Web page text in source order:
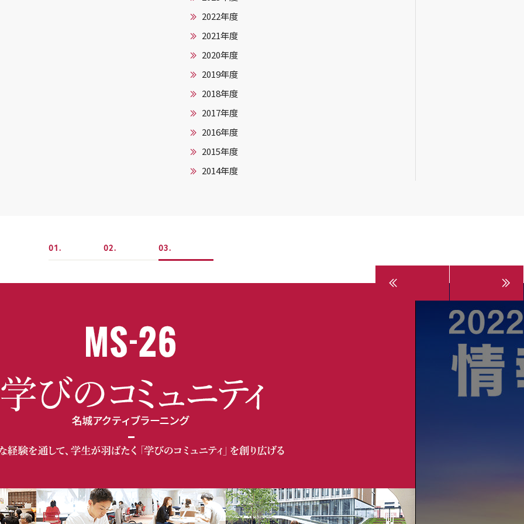
2022年度
2021年度
2020年度
2019年度
2018年度
2017年度
2016年度
2015年度
2014年度
1 2 3